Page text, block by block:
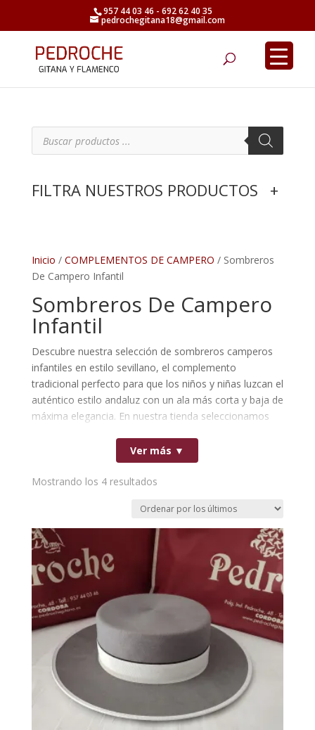
957 44 03 46 - 692 62 40 35
pedrochegitana18@gmail.com
Inicio / COMPLEMENTOS DE CAMPERO / Sombreros
De Campero Infantil
Sombreros De Campero
Infantil
Descubre nuestra selección de sombreros camperos
infantiles en estilo sevillano, el complemento
tradicional perfecto para que los niños y niñas luzcan el
auténtico estilo andaluz con un ala más corta y baja de
máxima elegancia. En nuestra tienda seleccionamos
especialistas en sombrerería infantil, asegurando
materiales ligeros y un ajuste cómodo que los protege
del sol.
para niño y niña está diseñado para resultar muy ligero
y resistir el ritmo de las jornadas de romería o feria.
Explora nuestro catálogo y encuentra el modelo
infantil ideal para completar sus trajes cortos con la
total confianza y calidad de una confección de origen
100% español.
Ver más ▼
Mostrando los 4 resultadosOrdenado
los
últimos
B
d
a
d
u
c
o
s
FILTRA NUESTROS PRODUCTOS +